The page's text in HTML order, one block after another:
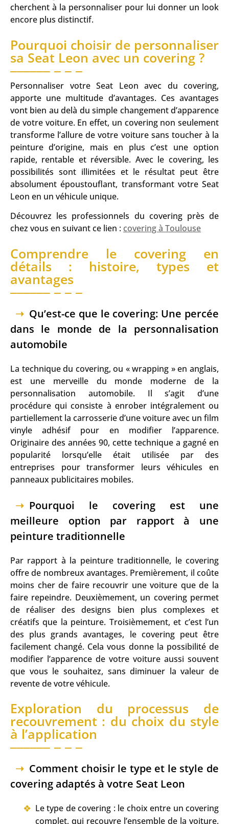
cherchent à la personnaliser pour lui donner un look
encore plus distinctif.
Pourquoi choisir de personnaliser
sa Seat Leon avec un covering ?
Personnaliser votre Seat Leon avec du covering,
apporte une multitude d’avantages. Ces avantages
vont bien au delà du simple changement d’apparence
de votre voiture. En effet, un covering non seulement
transforme l’allure de votre voiture sans toucher à la
peinture d’origine, mais en plus c’est une option
rapide, rentable et réversible. Avec le covering, les
possibilités sont illimitées et le résultat peut être
absolument époustouflant, transformant votre Seat
Leon en un véhicule unique.
Découvrez les professionnels du covering près de
chez vous en suivant ce lien : covering à Toulouse
Comprendre le covering en
détails : histoire, types et
avantages
Qu’est-ce que le covering: Une percée
dans le monde de la personnalisation
automobile
La technique du covering, ou « wrapping » en anglais,
est une merveille du monde moderne de la
personnalisation automobile. Il s’agit d’une
procédure qui consiste à enrober intégralement ou
partiellement la carrosserie d’une voiture avec un film
vinyle adhésif pour en modifier l’apparence.
Originaire des années 90, cette technique a gagné en
popularité lorsqu’elle était utilisée par des
entreprises pour transformer leurs véhicules en
panneaux publicitaires mobiles.
Pourquoi le covering est une
meilleure option par rapport à une
peinture traditionnelle
Par rapport à la peinture traditionnelle, le covering
offre de nombreux avantages. Premièrement, il coûte
moins cher de faire recouvrir une voiture que de la
faire repeindre. Deuxièmement, un covering permet
de réaliser des designs bien plus complexes et
créatifs que la peinture. Troisièmement, et c’est l’un
des plus grands avantages, le covering peut être
facilement changé. Cela vous donne la possibilité de
modifier l’apparence de votre voiture aussi souvent
que vous le souhaitez, sans diminuer la valeur de
revente de votre véhicule.
Exploration du processus de
recouvrement : du choix du style
à l’application
Comment choisir le type et le style de
covering adaptés à votre Seat Leon
Le type de covering : le choix entre un covering
complet, qui recouvre l’ensemble de la voiture,